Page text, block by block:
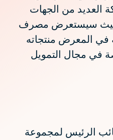
بمشاركة العديد من الجهات
حيث سيستعرض مصرف
في المعرض منتجاته
في مجال التمويل
الرئيس لمجموعة